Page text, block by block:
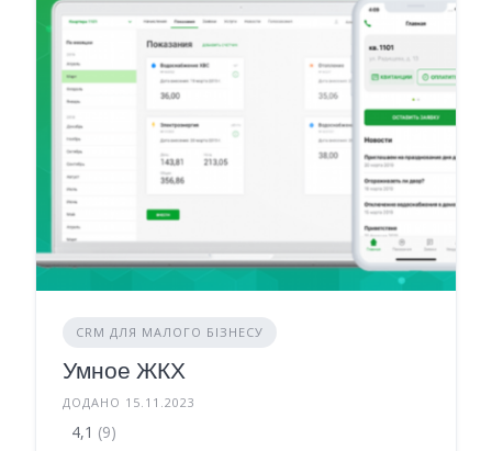
CRM ДЛЯ МАЛОГО БІЗНЕСУ
Умное ЖКХ
ДОДАНО 15.11.2023
4,1 (9)